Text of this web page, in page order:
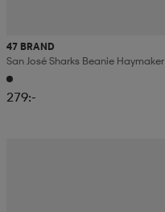
47 BRAND
San José Sharks Beanie Haymaker
279:-